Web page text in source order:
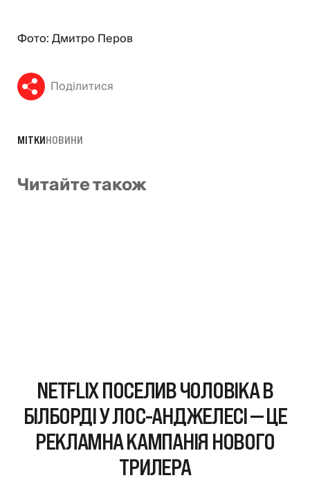
Фото: Дмитро Перов
Поділитися
МІТКИНОВИНИ
Читайте також
NETFLIX ПОСЕЛИВ ЧОЛОВІКА В
БІЛБОРДІ У ЛОС-АНДЖЕЛЕСІ — ЦЕ
РЕКЛАМНА КАМПАНІЯ НОВОГО
ТРИЛЕРА